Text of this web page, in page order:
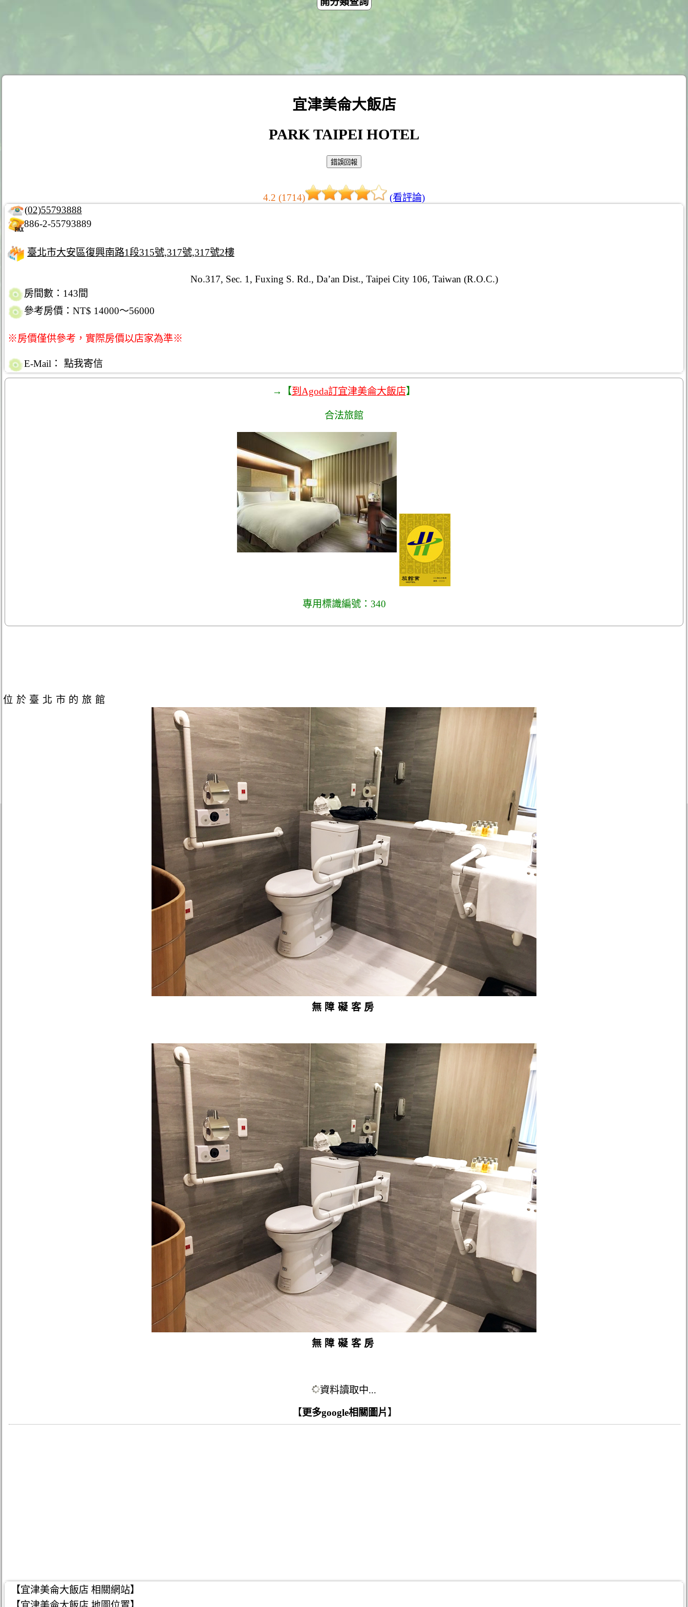
宜津美侖大飯店
PARK TAIPEI HOTEL
4.2 (1714)
(看評論)
(02)55793888
886-2-55793889
臺北市大安區復興南路1段315號,317號,317號2樓
No.317, Sec. 1, Fuxing S. Rd., Da’an Dist., Taipei City 106, Taiwan (R.O.C.)
房間數：143間
參考房價：NT$ 14000～56000
※房價僅供參考，實際房價以店家為準※
E-Mail： 點我寄信
→【到Agoda訂宜津美侖大飯店】
合法旅館
專用標識編號：340
位於臺北市的旅館
無障礙客房
無障礙客房
資料讀取中...
【更多google相關圖片 】
【宜津美侖大飯店 相關網站】